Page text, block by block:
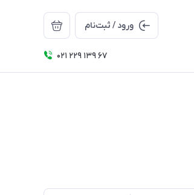
ورود / ثبت‌نام
021 229 139 67